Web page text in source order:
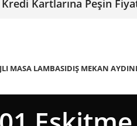
Kartlarına Peşin
MASA LAMBASIDIŞ MEKAN